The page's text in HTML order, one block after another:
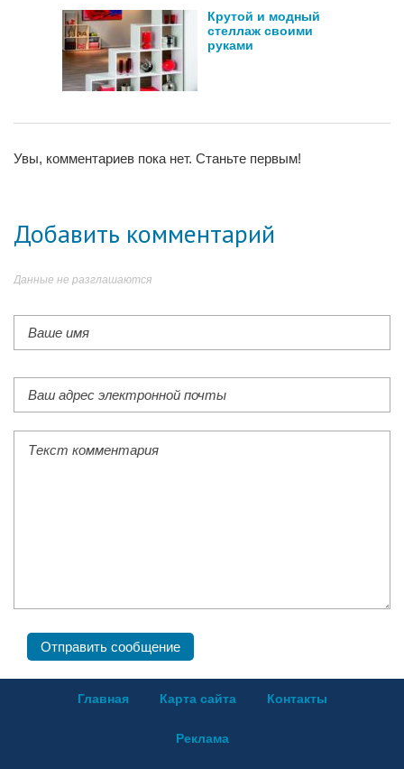
Крутой и модный
стеллаж своими
руками
Увы, комментариев пока нет. Станьте первым!
Добавить комментарий
Данные не разглашаются
Главная Карта сайта Контакты
Реклама